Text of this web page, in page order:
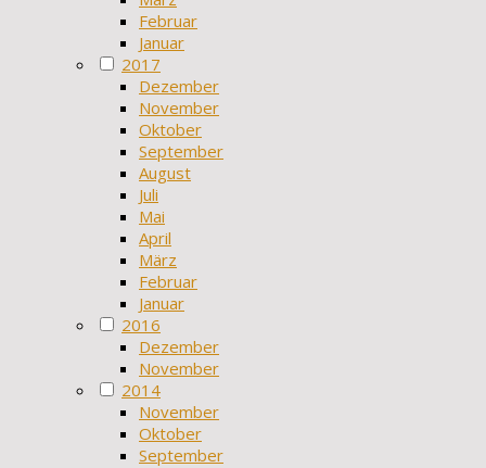
Februar
Januar
2017
Dezember
November
Oktober
September
August
Juli
Mai
April
März
Februar
Januar
2016
Dezember
November
2014
November
Oktober
September